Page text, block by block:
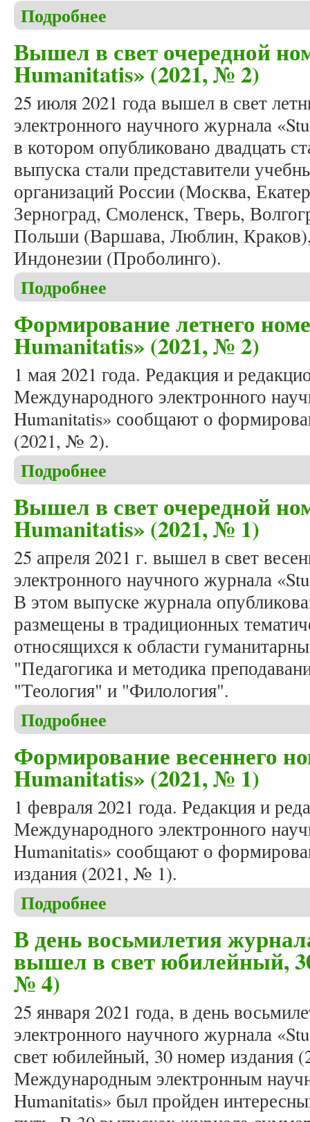
Подробнее
Вышел в свет очередной
Humanitatis» (2021, № 2)
25 июля 2021 года вышел в свет
электронного научного журнала
в котором опубликовано двадцать
выпуска стали представители
организаций России (Москва,
Зерноград, Смоленск, Тверь,
Польши (Варшава, Люблин,
Индонезии (Проболинго).
Подробнее
Формирование летнего
Humanitatis» (2021, № 2)
1 мая 2021 года. Редакция и
Международного электронного
Humanitatis» сообщают о
(2021, № 2).
Подробнее
Вышел в свет очередной
Humanitatis» (2021, № 1)
25 апреля 2021 г. вышел в свет
электронного научного журнала
В этом выпуске журнала
размещены в традиционных
относящихся к области
"Педагогика и методика
"Теология" и "Филология".
Подробнее
Формирование весеннего
Humanitatis» (2021, № 1)
1 февраля 2021 года. Редакция и
Международного электронного
Humanitatis» сообщают о
издания (2021, № 1).
Подробнее
В день восьмилетия
вышел в свет юбилейный,
№ 4)
25 января 2021 года, в день
электронного научного журнала
свет юбилейный, 30 номер издания
Международным электронным
Humanitatis» был пройден